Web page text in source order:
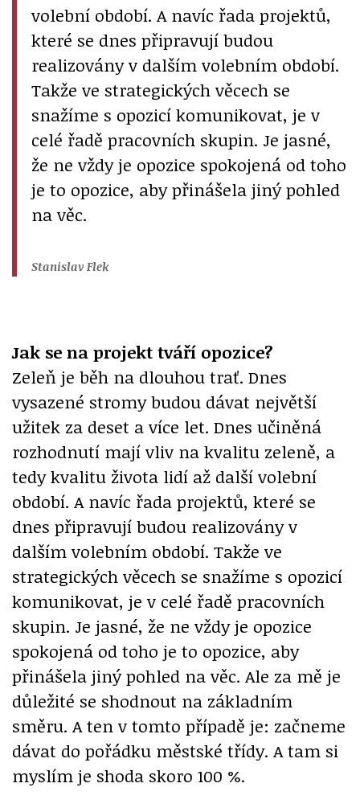
volební období. A navíc řada projektů,
které se dnes připravují budou
realizovány v dalším volebním období.
Takže ve strategických věcech se
snažíme s opozicí komunikovat, je v
celé řadě pracovních skupin. Je jasné,
že ne vždy je opozice spokojená od toho
je to opozice, aby přinášela jiný pohled
na věc.
Stanislav Flek
Jak se na projekt tváří opozice?
Zeleň je běh na dlouhou trať. Dnes
vysazené stromy budou dávat největší
užitek za deset a více let. Dnes učiněná
rozhodnutí mají vliv na kvalitu zeleně, a
tedy kvalitu života lidí až další volební
období. A navíc řada projektů, které se
dnes připravují budou realizovány v
dalším volebním období. Takže ve
strategických věcech se snažíme s opozicí
komunikovat, je v celé řadě pracovních
skupin. Je jasné, že ne vždy je opozice
spokojená od toho je to opozice, aby
přinášela jiný pohled na věc. Ale za mě je
důležité se shodnout na základním
směru. A ten v tomto případě je: začneme
dávat do pořádku městské třídy. A tam si
myslím je shoda skoro 100 %.